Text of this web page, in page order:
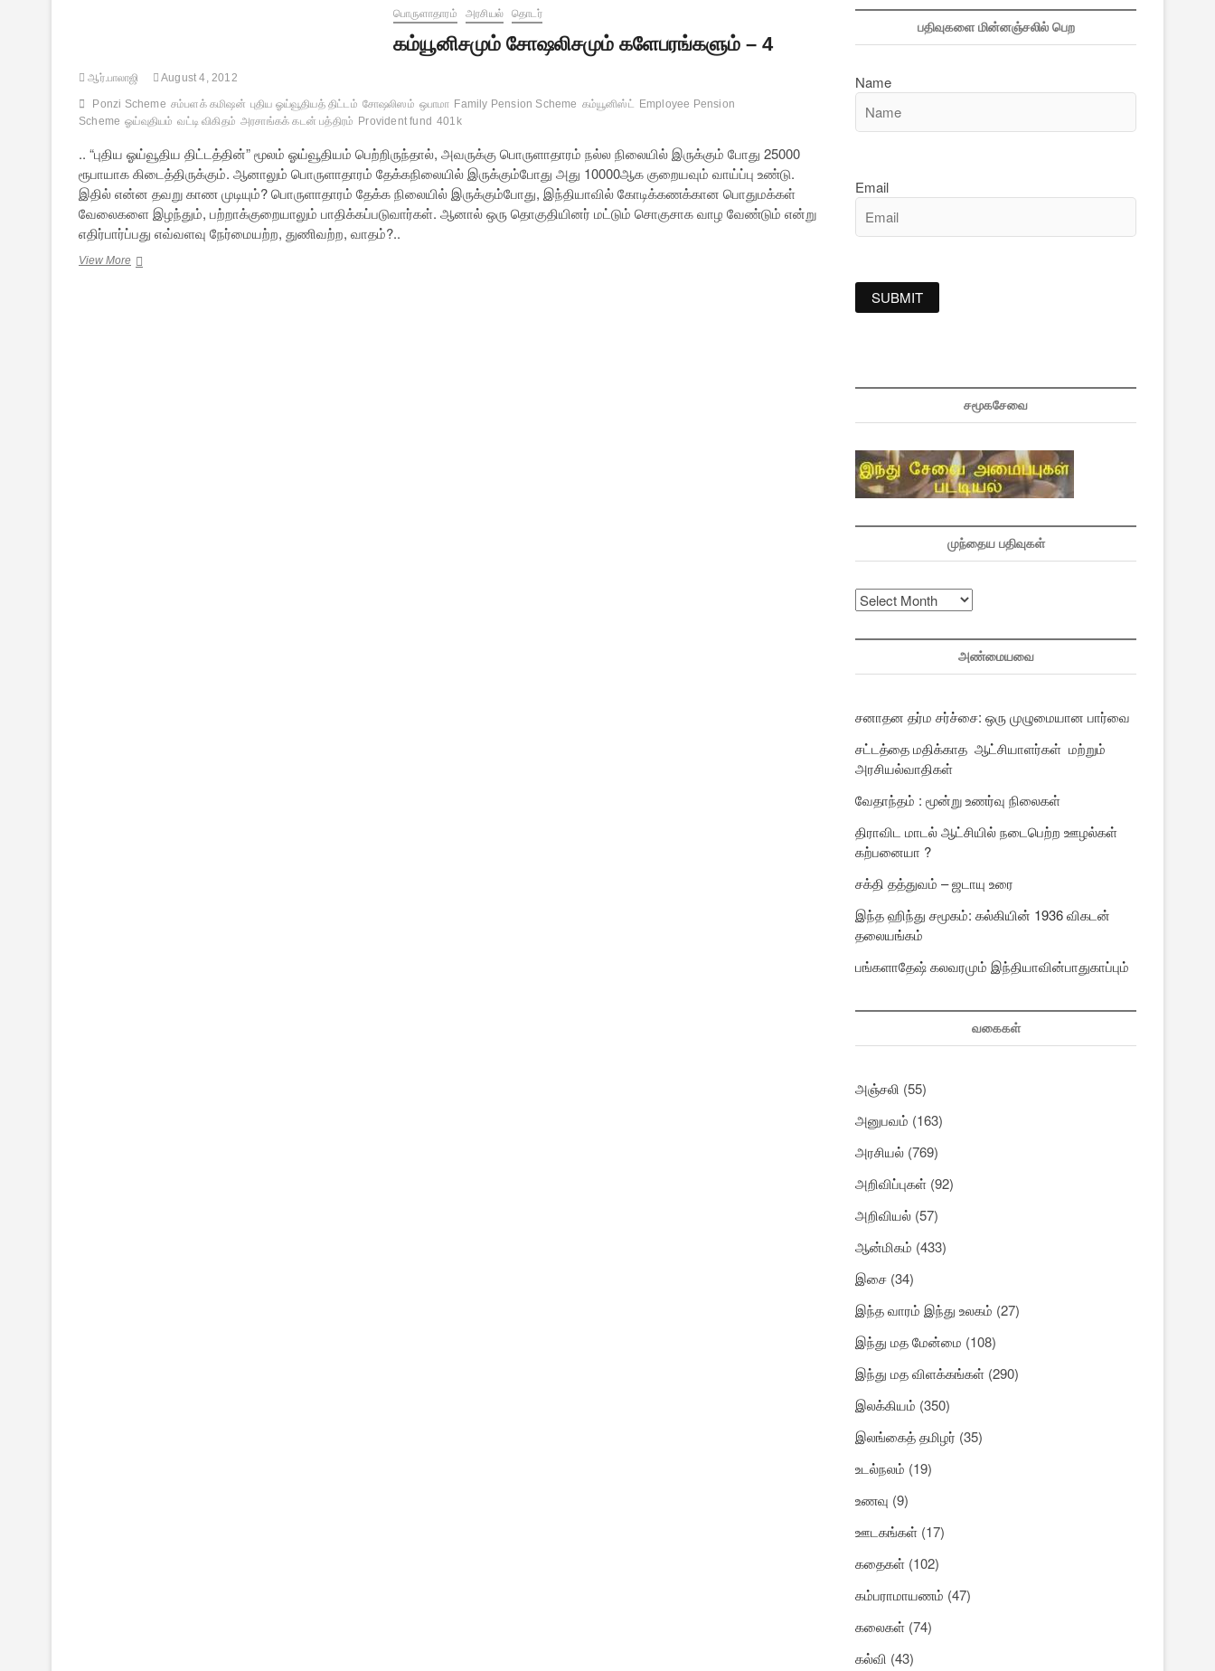
பொருளாதாரம் அரசியல் தொடர்
கம்யூனிசமும் சோஷலிசமும் களேபரங்களும் – 4
ஆர்.பாலாஜி August 4, 2012
Ponzi Scheme சம்பளக் கமிஷன் புதிய ஓய்வூதியத் திட்டம் சோஷலிஸம் ஒபாமா Family Pension Scheme கம்யூனிஸ்ட் Employee Pension
Scheme ஓய்வுதியம் வட்டி விகிதம் அரசாங்கக் கடன் பத்திரம் Provident fund 401k
.. “புதிய ஓய்வூதிய திட்டத்தின்” மூலம் ஓய்வூதியம் பெற்றிருந்தால், அவருக்கு பொருளாதாரம் நல்ல நிலையில் இருக்கும் போது 25000
ரூபாயாக கிடைத்திருக்கும். ஆனாலும் பொருளாதாரம் தேக்கநிலையில் இருக்கும்போது அது 10000ஆக குறையவும் வாய்ப்பு உண்டு.
இதில் என்ன தவறு காண முடியும்? பொருளாதாரம் தேக்க நிலையில் இருக்கும்போது, இந்தியாவில் கோடிக்கணக்கான பொதுமக்கள்
வேலைகளை இழந்தும், பற்றாக்குறையாலும் பாதிக்கப்படுவார்கள். ஆனால் ஒரு தொகுதியினர் மட்டும் சொகுசாக வாழ வேண்டும் என்று
எதிர்பார்ப்பது எவ்வளவு நேர்மையற்ற, துணிவற்ற, வாதம்?..
View Moreகம்யூனிசமும்
பதிவுகளை மின்னஞ்சலில் பெற
Name
Email
சமூகசேவை
முந்தைய பதிவுகள்
முந்தைய
பதிவுகள்
அண்மையவை
சனாதன தர்ம சர்ச்சை: ஒரு முழுமையான பார்வை
சட்டத்தை மதிக்காத ஆட்சியாளர்கள் மற்றும்
அரசியல்வாதிகள்
வேதாந்தம் : மூன்று உணர்வு நிலைகள்
திராவிட மாடல் ஆட்சியில் நடைபெற்ற ஊழல்கள்
கற்பனையா ?
சக்தி தத்துவம் – ஜடாயு உரை
இந்த ஹிந்து சமூகம்: கல்கியின் 1936 விகடன்
தலையங்கம்
பங்களாதேஷ் கலவரமும் இந்தியாவின்பாதுகாப்பும்
வகைகள்
அஞ்சலி (55)
அனுபவம் (163)
அரசியல் (769)
அறிவிப்புகள் (92)
அறிவியல் (57)
ஆன்மிகம் (433)
இசை (34)
இந்த வாரம் இந்து உலகம் (27)
இந்து மத மேன்மை (108)
இந்து மத விளக்கங்கள் (290)
இலக்கியம் (350)
இலங்கைத் தமிழர் (35)
உடல்நலம் (19)
உணவு (9)
ஊடகங்கள் (17)
கதைகள் (102)
கம்பராமாயணம் (47)
கலைகள் (74)
கல்வி (43)